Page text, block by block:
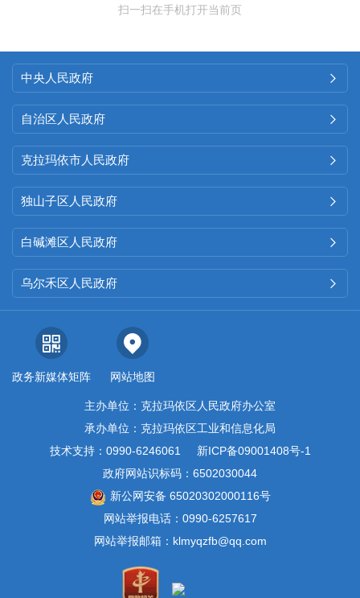
扫一扫在手机打开当前页
中央人民政府 
自治区人民政府 
克拉玛依市人民政府 
独山子区人民政府 
白碱滩区人民政府 
乌尔禾区人民政府 
政务新媒体矩阵 网站地图
主办单位：克拉玛依区人民政府办公室
承办单位：克拉玛依区工业和信息化局
技术支持：0990-6246061
新ICP备09001408号-1
政府网站识标码：6502030044
新公网安备 65020302000116号
网站举报电话：0990-6257617
网站举报邮箱：klmyqzfb@qq.com